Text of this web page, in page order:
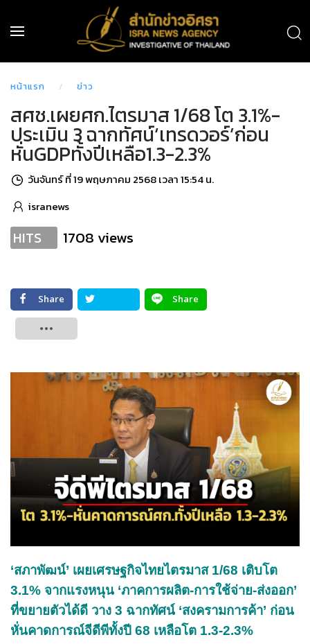
หน้าแรก ข่าว
สศช.เผยศก.ไตรมาส 1/68 โต 3.1%-
ประเมิน 3 ฉากทัศน์‘เทรดวอร์’ก่อน
หั่นGDPทั้งปีเหลือ1.3-2.3%
วันจันทร์ ที่ 19 พฤษภาคม 2568 เวลา 15:54 น.
isranews
HITS 1708 views
Share
Share
‘สภาพัฒน์’ เผยเศรษฐกิจไทยไตรมาส 1/68 เติบโต
3.1% จากแรงหนุน ‘ภาคการผลิต-การใช้จ่าย-ส่งออก’
ที่ขยายตัวได้ดี วาง 3 ฉากทัศน์ ‘สงครามการค้า’ ก่อน
หั่นคาดการณ์จีดีพีทั้งปี 68 เหลือโต 1.3-2.3%